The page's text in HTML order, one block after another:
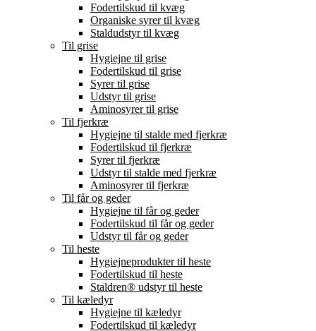
Fodertilskud til kvæg
Organiske syrer til kvæg
Staldudstyr til kvæg
Til grise
Hygiejne til grise
Fodertilskud til grise
Syrer til grise
Udstyr til grise
Aminosyrer til grise
Til fjerkræ
Hygiejne til stalde med fjerkræ
Fodertilskud til fjerkræ
Syrer til fjerkræ
Udstyr til stalde med fjerkræ
Aminosyrer til fjerkræ
Til får og geder
Hygiejne til får og geder
Fodertilskud til får og geder
Udstyr til får og geder
Til heste
Hygiejneprodukter til heste
Fodertilskud til heste
Staldren® udstyr til heste
Til kæledyr
Hygiejne til kæledyr
Fodertilskud til kæledyr